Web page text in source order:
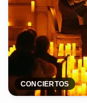
CONCIERTOS